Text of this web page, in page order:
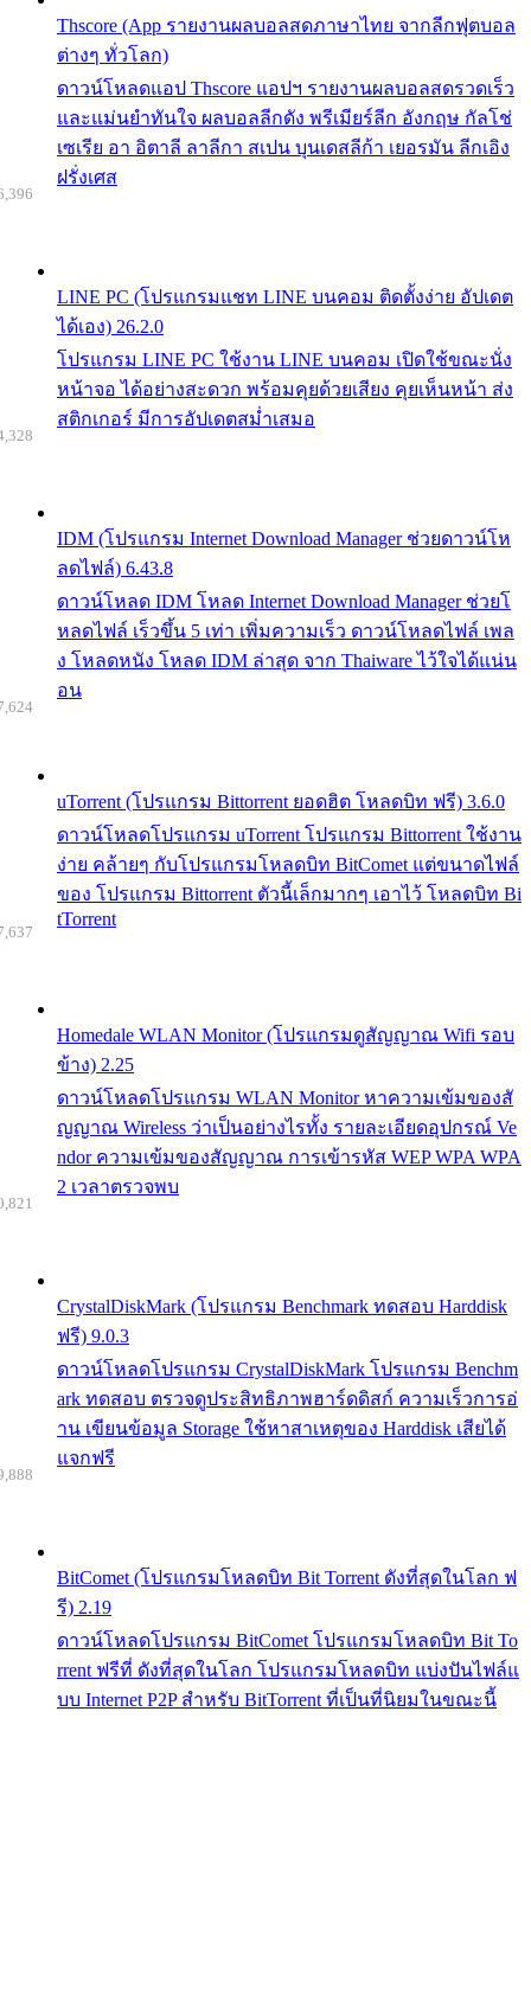
Thscore (App รายงานผลบอลสดภาษาไทย จากลีกฟุตบอล
ต่างๆ ทั่วโลก)
ดาวน์โหลดแอป Thscore แอปฯ รายงานผลบอลสดรวดเร็ว
และแม่นยำทันใจ ผลบอลลีกดัง พรีเมียร์ลีก อังกฤษ กัลโช่
เซเรีย อา อิตาลี ลาลีกา สเปน บุนเดสลีก้า เยอรมัน ลีกเอิง
ฝรั่งเศส
LINE PC (โปรแกรมแชท LINE บนคอม ติดตั้งง่าย อัปเดต
ได้เอง) 26.2.0
โปรแกรม LINE PC ใช้งาน LINE บนคอม เปิดใช้ขณะนั่ง
หน้าจอ ได้อย่างสะดวก พร้อมคุยด้วยเสียง คุยเห็นหน้า ส่ง
สติกเกอร์ มีการอัปเดตสม่ำเสมอ
IDM (โปรแกรม Internet Download Manager ช่วยดาวน์โห
ลดไฟล์) 6.43.8
ดาวน์โหลด IDM โหลด Internet Download Manager ช่วยโ
หลดไฟล์ เร็วขึ้น 5 เท่า เพิ่มความเร็ว ดาวน์โหลดไฟล์ เพล
ง โหลดหนัง โหลด IDM ล่าสุด จาก Thaiware ไว้ใจได้แน่น
อน
uTorrent (โปรแกรม Bittorrent ยอดฮิต โหลดบิท ฟรี) 3.6.0
ดาวน์โหลดโปรแกรม uTorrent โปรแกรม Bittorrent ใช้งาน
ง่าย คล้ายๆ กับโปรแกรมโหลดบิท BitComet แต่ขนาดไฟล์
ของ โปรแกรม Bittorrent ตัวนี้เล็กมากๆ เอาไว้ โหลดบิท Bi
tTorrent
Homedale WLAN Monitor (โปรแกรมดูสัญญาณ Wifi รอบ
ข้าง) 2.25
ดาวน์โหลดโปรแกรม WLAN Monitor หาความเข้มของสั
ญญาณ Wireless ว่าเป็นอย่างไรทั้ง รายละเอียดอุปกรณ์ Ve
ndor ความเข้มของสัญญาณ การเข้ารหัส WEP WPA WPA
2 เวลาตรวจพบ
CrystalDiskMark (โปรแกรม Benchmark ทดสอบ Harddisk
ฟรี) 9.0.3
ดาวน์โหลดโปรแกรม CrystalDiskMark โปรแกรม Benchm
ark ทดสอบ ตรวจดูประสิทธิภาพฮาร์ดดิสก์ ความเร็วการอ่
าน เขียนข้อมูล Storage ใช้หาสาเหตุของ Harddisk เสียได้
แจกฟรี
BitComet (โปรแกรมโหลดบิท Bit Torrent ดังที่สุดในโลก ฟ
รี) 2.19
ดาวน์โหลดโปรแกรม BitComet โปรแกรมโหลดบิท Bit To
rrent ฟรีที่ ดังที่สุดในโลก โปรแกรมโหลดบิท แบ่งปันไฟล์แ
บบ Internet P2P สำหรับ BitTorrent ที่เป็นที่นิยมในขณะนี้